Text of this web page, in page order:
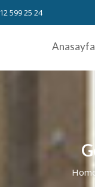
599 25 24
Anasayfa